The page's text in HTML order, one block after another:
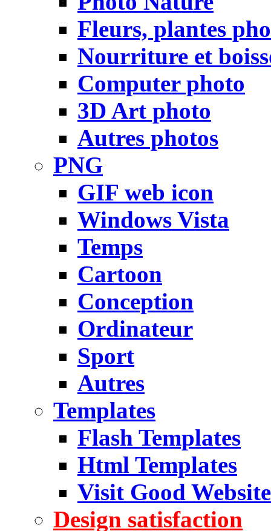
Fleurs, plantes
Nourriture et
Computer photo
3D Art photo
Autres photos
PNG
GIF web icon
Windows Vista
Temps
Cartoon
Conception
Ordinateur
Sport
Autres
Templates
Flash Templates
Html Templates
Visit Good Website
Design satisfaction